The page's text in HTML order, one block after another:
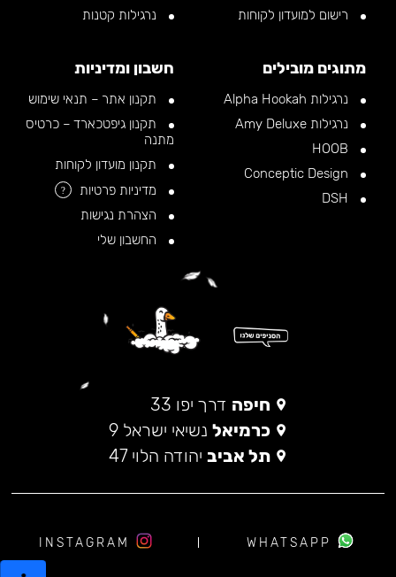
רישום למועדון לקוחות
נרגילות קטנות
מתוגים מובילים
נרגילות Alpha Hookah
נרגילות Amy Deluxe
חשבון ומדיניות
תקנון אתר – תנאי שימוש
תקנון גיפטכארד – כרטיס
מתנה
תקנון מועדון לקוחות
מדיניות פרטיות
?
הצהרת נגישות
החשבון שלי
חיפה דרך יפו 33
כרמיאל נשיאי ישראל 9
תל אביב יהודה הלוי 47
WHATSAPP
INSTAGRAM